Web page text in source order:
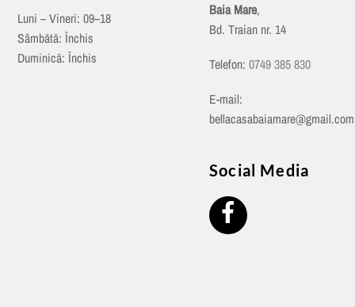
Luni – Vineri: 09–18
Sâmbătă: Închis
Duminică: Închis
Baia Mare,
Bd. Traian nr. 14
Telefon: 0749 385 830
E-mail:
bellacasabaiamare@gmail.com
Social Media